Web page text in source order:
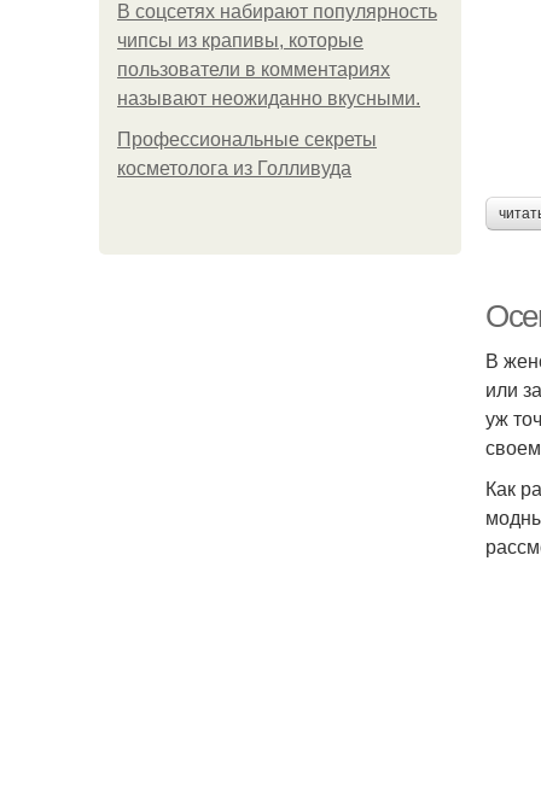
В соцсетях набирают популярность
чипсы из крапивы, которые
пользователи в комментариях
называют неожиданно вкусными.
Профессиональные секреты
косметолога из Голливуда
В
или
уж
Как